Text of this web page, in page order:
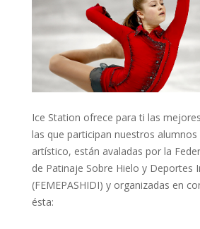
Ice Station ofrece para ti las
las que participan nuestros
artístico, están avaladas por la
de Patinaje Sobre Hielo y Deportes
(FEMEPASHIDI) y organizadas en
ésta: